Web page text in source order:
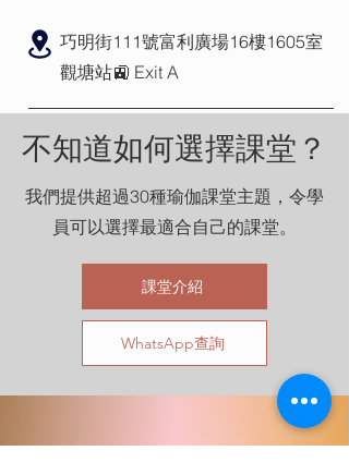
巧明街111號富利廣場16樓1605室
觀塘站🚉 Exit A
不知道如何選擇課堂？
我們提供超過30種瑜伽課堂主題，令學
員可以選擇最適合自己的課堂。
課堂介紹
WhatsApp查詢